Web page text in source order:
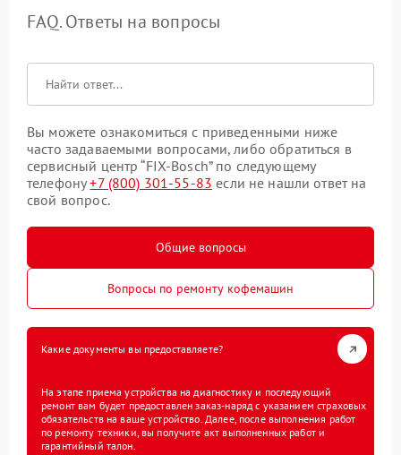
FAQ. Ответы на вопросы
Вы можете ознакомиться с приведенными ниже
часто задаваемыми вопросами, либо обратиться в
сервисный центр “FIX-Bosch” по следующему
телефону+7 (800) 301-55-83 если не нашли ответ на
свой вопрос.
Общие вопросы
Вопросы по ремонту кофемашин
Какие документы вы предоставляете?
На этапе приема устройства на диагностику и последующий
ремонт вам будет предоставлен заказ-наряд с указанием страховых
обязательств на ваше устройство. Далее, после выполнения работ
по ремонту техники, вы получите акт выполненных работ и
гарантийный талон.